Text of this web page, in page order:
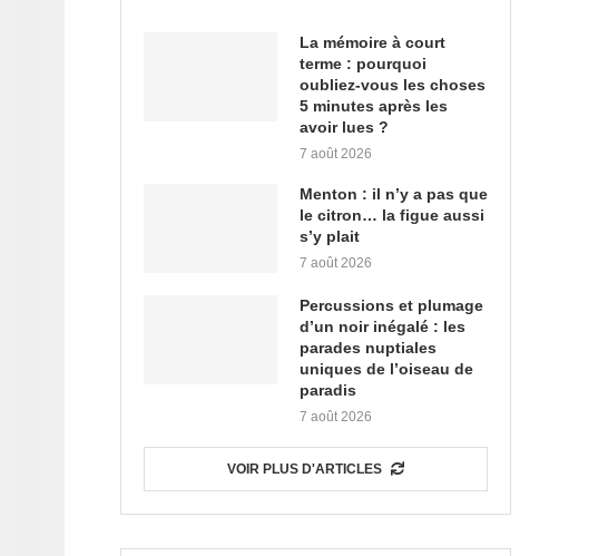
La mémoire à court
terme : pourquoi
oubliez-vous les choses
5 minutes après les
avoir lues ?
7 août 2026
Menton : il n’y a pas que
le citron… la figue aussi
s’y plait
7 août 2026
Percussions et plumage
d’un noir inégalé : les
parades nuptiales
uniques de l’oiseau de
paradis
7 août 2026
VOIR PLUS D'ARTICLES